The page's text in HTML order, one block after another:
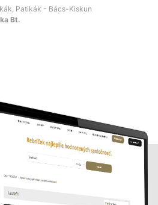
Patikák - Bács-Kiskun
Bt.